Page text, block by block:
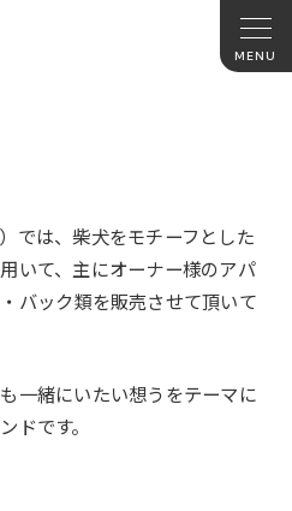
では、柴犬をモチーフとした
いて、主にオーナー様のアパ
バック類を販売させて頂いて
一緒にいたい想うをテーマに
ドです。